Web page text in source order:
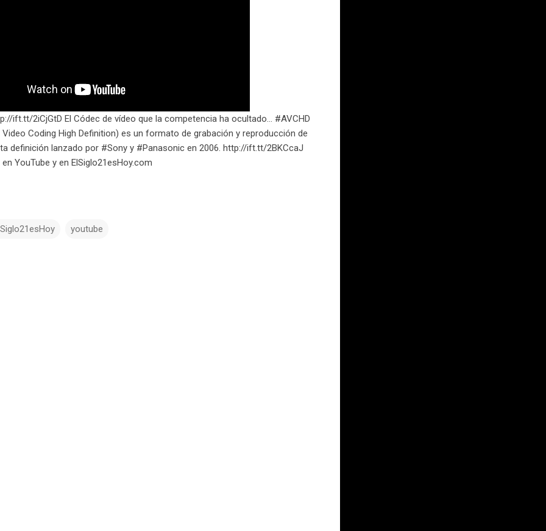
ift.tt/2iCjGtD El Códec de vídeo que la competencia ha ocultado... #AVCHD
Video Coding High Definition) es un formato de grabación y reproducción de
definición lanzado por #Sony y #Panasonic en 2006. http://ift.tt/2BKCcaJ
YouTube y en ElSiglo21esHoy.com
youtube